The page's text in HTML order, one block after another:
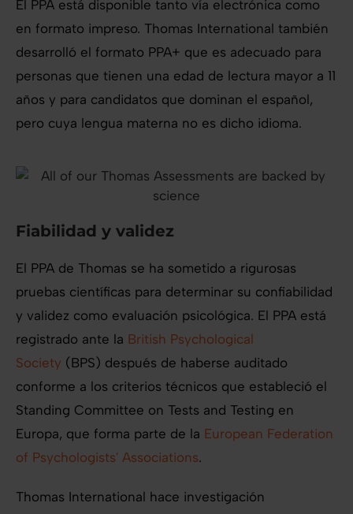
El PPA está disponible tanto vía electrónica como
en formato impreso. Thomas International también
desarrolló el formato PPA+ que es adecuado para
personas que tienen una edad de lectura mayor a 11
años y para candidatos que dominan el español,
pero cuya lengua materna no es dicho idioma.
Fiabilidad y validez
El PPA de Thomas se ha sometido a rigurosas
pruebas científicas para determinar su confiabilidad
y validez como evaluación psicológica. El PPA está
registrado ante la British Psychological
Society (BPS) después de haberse auditado
conforme a los criterios técnicos que estableció el
Standing Committee on Tests and Testing en
Europa, que forma parte de la European Federation
of Psychologists' Associations.
Thomas International hace investigación